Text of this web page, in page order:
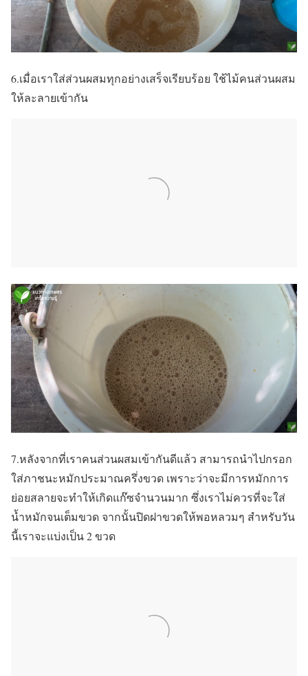
6.เมื่อเราใส่ส่วนผสมทุกอย่างเสร็จเรียบร้อย ใช้ไม้คนส่วนผสม
ให้ละลายเข้ากัน
7.หลังจากที่เราคนส่วนผสมเข้ากันดีแล้ว สามารถนำไปกรอก
ใส่ภาชนะหมักประมาณครึ่งขวด เพราะว่าจะมีการหมักการ
ย่อยสลายจะทำให้เกิดแก๊ซจำนวนมาก ซึ่งเราไม่ควรที่จะใส่
น้ำหมักจนเต็มขวด จากนั้นปิดฝาขวดให้พอหลวมๆ สำหรับวัน
นี้เราจะแบ่งเป็น 2 ขวด